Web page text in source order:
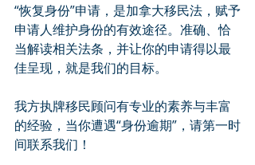
“恢复身份”申请，是加拿大移民法，赋予
申请人维护身份的有效途径。准确、恰
当解读相关法条，并让你的申请得以最
佳呈现，就是我们的目标。
我方执牌移民顾问有专业的素养与丰富
的经验，当你遭遇“身份逾期”，请第一时
间联系我们！